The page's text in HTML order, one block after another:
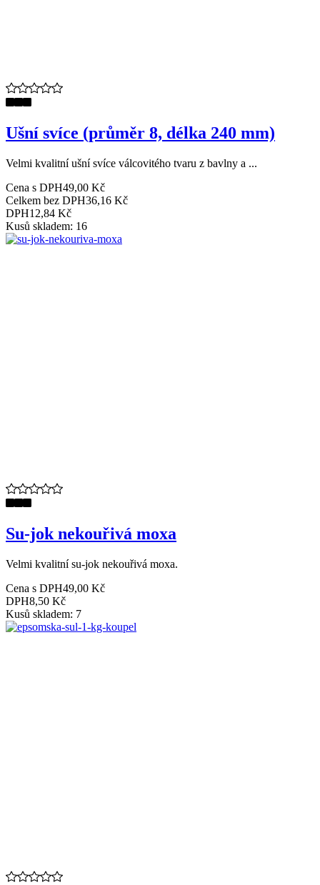
Ušní svíce (průměr 8, délka 240 mm)
Velmi kvalitní ušní svíce válcovitého tvaru z bavlny a ...
Cena s DPH49,00 Kč
Celkem bez DPH36,16 Kč
DPH12,84 Kč
Kusů skladem: 16
Su-jok nekouřivá moxa
Velmi kvalitní su-jok nekouřivá moxa.
Cena s DPH49,00 Kč
DPH8,50 Kč
Kusů skladem: 7